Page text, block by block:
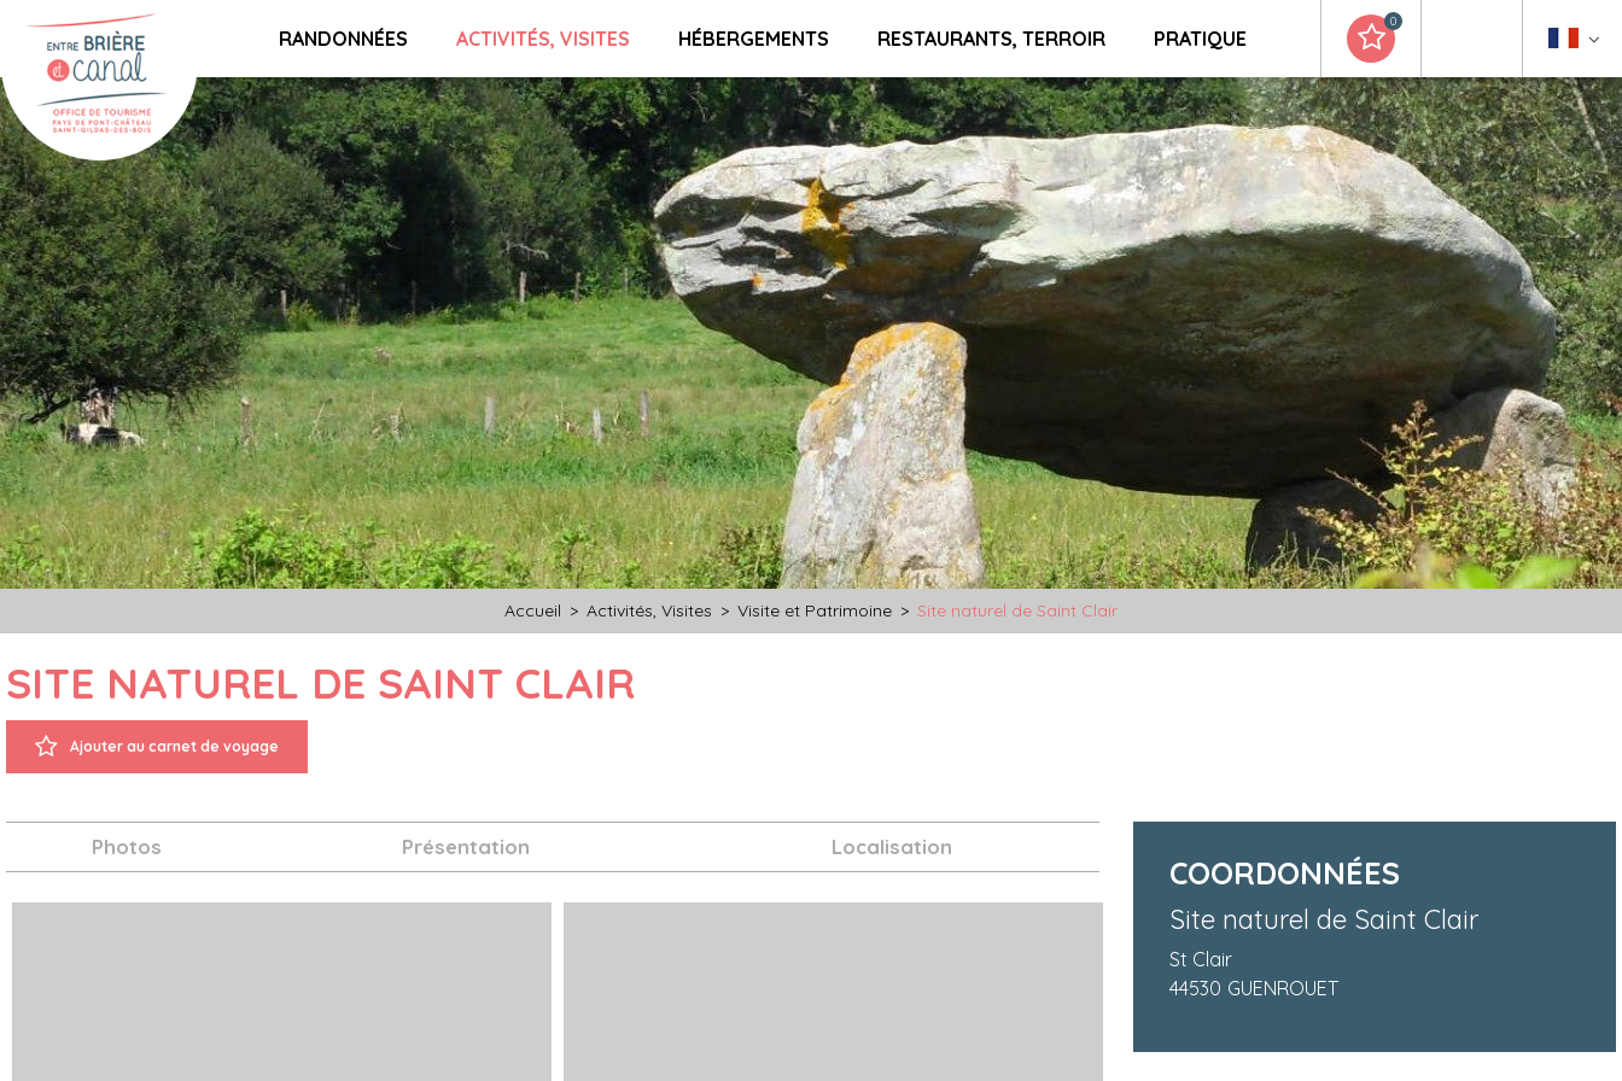
RANDONNÉES ACTIVITÉS, VISITES HÉBERGEMENTS RESTAURANTS, TERROIR PRATIQUE
0
Accueil > Activités, Visites > Visite et Patrimoine > Site naturel de Saint Clair
SITE NATUREL DE SAINT CLAIR
Ajouter au carnet de voyage
Photos Présentation Localisation
COORDONNÉES
Site naturel de Saint Clair
St Clair
44530 GUENROUET